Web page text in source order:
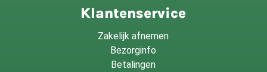
Klantenservice
Zakelijk afnemen
Bezorginfo
Betalingen